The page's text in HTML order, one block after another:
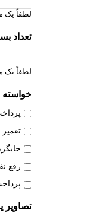
لطفاً یک
تعداد
لطفاً یک
رفع
تصاویر